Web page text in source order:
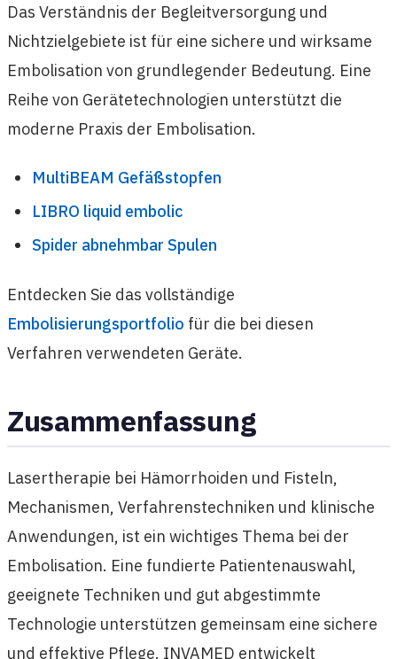
Das Verständnis der Begleitversorgung und
Nichtzielgebiete ist für eine sichere und wirksame
Embolisation von grundlegender Bedeutung. Eine
Reihe von Gerätetechnologien unterstützt die
moderne Praxis der Embolisation.
MultiBEAM Gefäßstopfen
LIBRO liquid embolic
Spider abnehmbar Spulen
Entdecken Sie das vollständige
Embolisierungsportfolio für die bei diesen
Verfahren verwendeten Geräte.
Zusammenfassung
Lasertherapie bei Hämorrhoiden und Fisteln,
Mechanismen, Verfahrenstechniken und klinische
Anwendungen, ist ein wichtiges Thema bei der
Embolisation. Eine fundierte Patientenauswahl,
geeignete Techniken und gut abgestimmte
Technologie unterstützen gemeinsam eine sichere
und effektive Pflege. INVAMED entwickelt